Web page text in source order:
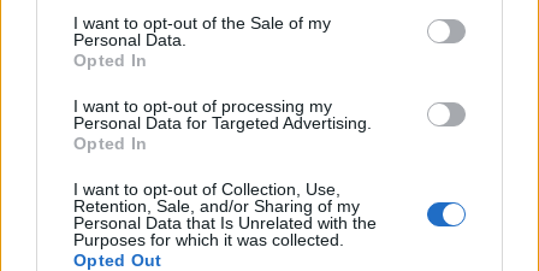
I want to opt-out of the Sale of my
Personal Data.
Opted In
I want to opt-out of processing my
Personal Data for Targeted Advertising.
Opted In
I want to opt-out of Collection, Use,
Retention, Sale, and/or Sharing of my
Personal Data that Is Unrelated with the
Purposes for which it was collected.
Opted Out
MÁR ELŐFIZETŐNK VAGY? BEJELENTKEZÉS